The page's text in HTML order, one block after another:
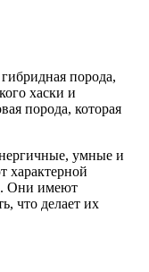
порода,
хаски и
порода, которая
умные и
характерной
Они имеют
что делает их